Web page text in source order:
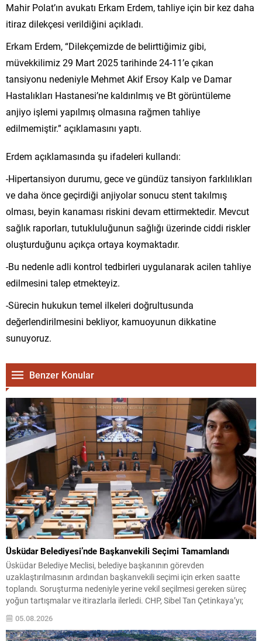
Mahir Polat’ın avukatı Erkam Erdem, tahliye için bir kez daha
itiraz dilekçesi verildiğini açıkladı.
Erkam Erdem, “Dilekçemizde de belirttiğimiz gibi,
müvekkilimiz 29 Mart 2025 tarihinde 24-11’e çıkan
tansiyonu nedeniyle Mehmet Akif Ersoy Kalp ve Damar
Hastalıkları Hastanesi’ne kaldırılmış ve Bt görüntüleme
anjiyo işlemi yapılmış olmasına rağmen tahliye
edilmemiştir.” açıklamasını yaptı.
Erdem açıklamasında şu ifadeleri kullandı:
-Hipertansiyon durumu, gece ve gündüz tansiyon farklılıkları
ve daha önce geçirdiği anjiyolar sonucu stent takılmış
olması, beyin kanaması riskini devam ettirmektedir. Mevcut
sağlık raporları, tutukluluğunun sağlığı üzerinde ciddi riskler
oluşturduğunu açıkça ortaya koymaktadır.
-Bu nedenle adli kontrol tedbirleri uygulanarak acilen tahliye
edilmesini talep etmekteyiz.
-Sürecin hukukun temel ilkeleri doğrultusunda
değerlendirilmesini bekliyor, kamuoyunun dikkatine
sunuyoruz.
Benzer Konular
Üsküdar Belediyesi’nde Başkanvekili Seçimi Tamamlandı
Üsküdar Belediye Meclisi, belediye başkanının görevden
uzaklaştırılmasının ardından başkanvekili seçimi için erken saatte
toplandı. Soruşturma nedeniyle yerine vekil seçilmesi gereken süreç
yoğun tartışmalar ve itirazlarla ilerledi. CHP, Sibel Tan Çetinkaya’yı;
turunda sonuçlar değişmeyince üçüncü tura ve ardından salt
çoğunluk...
05.08.2026